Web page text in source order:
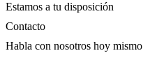
Estamos a tu disposición
Contacto
Habla con nosotros hoy mismo